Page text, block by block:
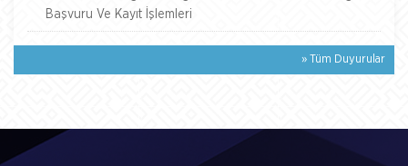
Başvuru Ve Kayıt İşlemleri
» Tüm Duyurular